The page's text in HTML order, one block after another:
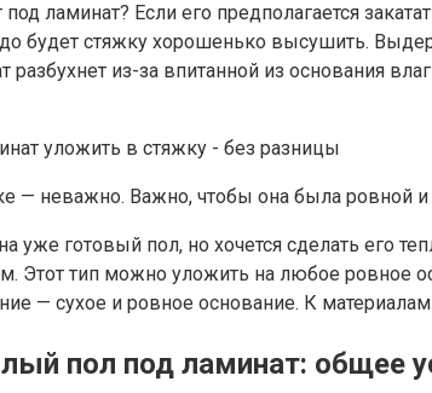
ламинат? Если его предполагается
будет стяжку хорошенько высушить.
разбухнет из-за впитанной из основания
— неважно. Важно, чтобы она была ровной и
уже готовый пол, но хочется сделать
Этот тип можно уложить на любое
— сухое и ровное основание. К
пол под ламинат: общее